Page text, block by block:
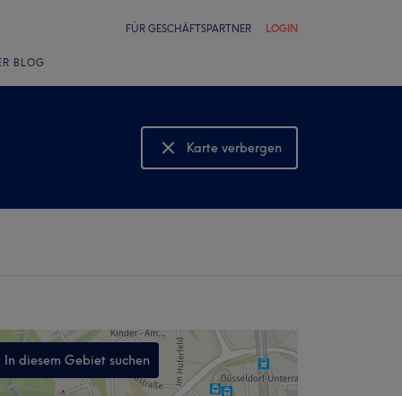
FÜR GESCHÄFTSPARTNER LOGIN
BLOG
Karte verbergen
Karte anzeigen
In diesem Gebiet suchen
,